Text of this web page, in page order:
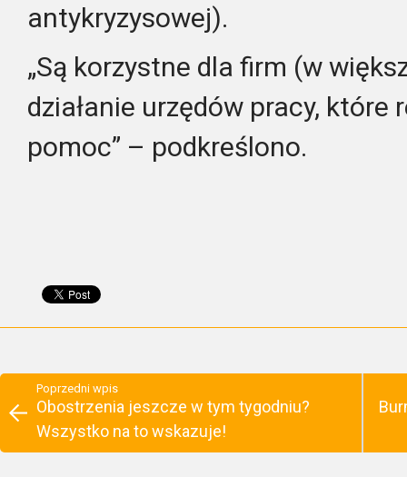
antykryzysowej).
„Są korzystne dla firm (w
działanie urzędów pracy, które
pomoc” – podkreślono.
Poprzedni wpis
Obostrzenia jeszcze w tym tygodniu?
Wszystko na to wskazuje!